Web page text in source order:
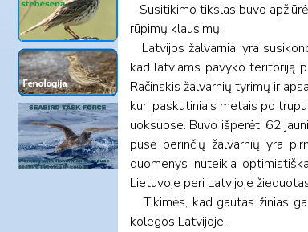
Susitikimo tikslas buvo
rūpimų klausimų.
Latvijos žalvarniai yra
kad latviams pavyko teritoriją
Račinskis žalvarnių tyrimų ir
kuri paskutiniais metais po
uoksuose. Buvo išperėti 62
pusė perinčių žalvarnių yra
duomenys nuteikia
Lietuvoje peri Latvijoje
Tikimės, kad gautas žinias
kolegos Latvijoje.